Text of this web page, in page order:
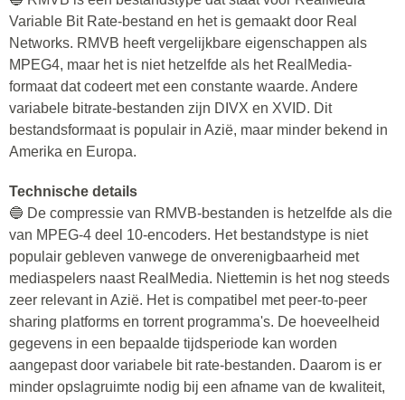
Variable Bit Rate-bestand en het is gemaakt door Real
Networks. RMVB heeft vergelijkbare eigenschappen als
MPEG4, maar het is niet hetzelfde als het RealMedia-
formaat dat codeert met een constante waarde. Andere
variabele bitrate-bestanden zijn DIVX en XVID. Dit
bestandsformaat is populair in Azië, maar minder bekend in
Amerika en Europa.
Technische details
🔵 De compressie van RMVB-bestanden is hetzelfde als die
van MPEG-4 deel 10-encoders. Het bestandstype is niet
populair gebleven vanwege de onverenigbaarheid met
mediaspelers naast RealMedia. Niettemin is het nog steeds
zeer relevant in Azië. Het is compatibel met peer-to-peer
sharing platforms en torrent programma's. De hoeveelheid
gegevens in een bepaalde tijdsperiode kan worden
aangepast door variabele bit rate-bestanden. Daarom is er
minder opslagruimte nodig bij een afname van de kwaliteit,